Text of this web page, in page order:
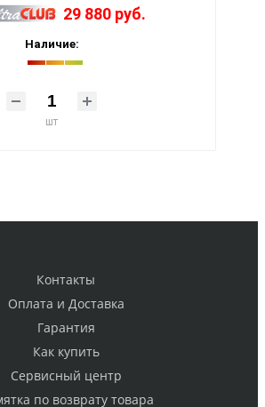
29 880 руб.
Наличие:
шт
Контакты
Оплата и Доставка
Гарантия
Как купить
Cервисный центр
по возврату товара